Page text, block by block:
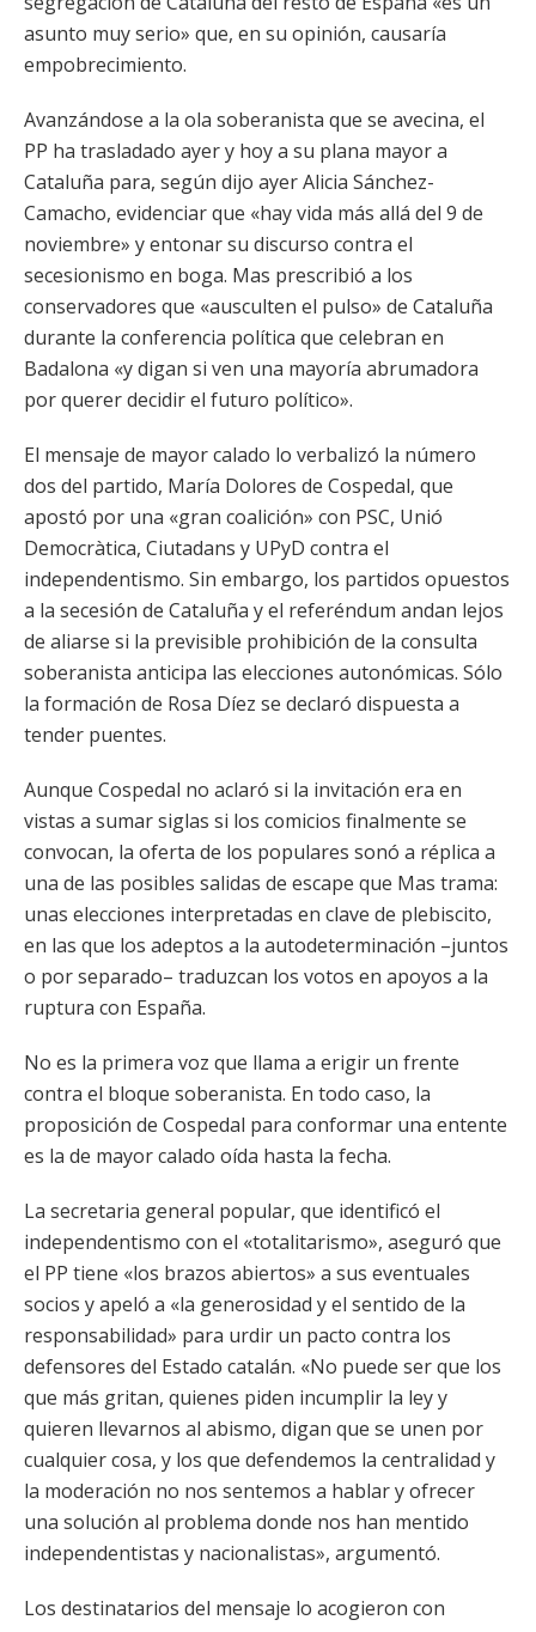
asunto muy serio» que, en su opinión, causaría
empobrecimiento.
Avanzándose a la ola soberanista que se avecina, el
PP ha trasladado ayer y hoy a su plana mayor a
Cataluña para, según dijo ayer Alicia Sánchez-
Camacho, evidenciar que «hay vida más allá del 9 de
noviembre» y entonar su discurso contra el
secesionismo en boga. Mas prescribió a los
conservadores que «ausculten el pulso» de Cataluña
durante la conferencia política que celebran en
Badalona «y digan si ven una mayoría abrumadora
por querer decidir el futuro político».
El mensaje de mayor calado lo verbalizó la número
dos del partido, María Dolores de Cospedal, que
apostó por una «gran coalición» con PSC, Unió
Democràtica, Ciutadans y UPyD contra el
independentismo. Sin embargo, los partidos opuestos
a la secesión de Cataluña y el referéndum andan lejos
de aliarse si la previsible prohibición de la consulta
soberanista anticipa las elecciones autonómicas. Sólo
la formación de Rosa Díez se declaró dispuesta a
tender puentes.
Aunque Cospedal no aclaró si la invitación era en
vistas a sumar siglas si los comicios finalmente se
convocan, la oferta de los populares sonó a réplica a
una de las posibles salidas de escape que Mas trama:
unas elecciones interpretadas en clave de plebiscito,
en las que los adeptos a la autodeterminación –juntos
o por separado– traduzcan los votos en apoyos a la
ruptura con España.
No es la primera voz que llama a erigir un frente
contra el bloque soberanista. En todo caso, la
proposición de Cospedal para conformar una entente
es la de mayor calado oída hasta la fecha.
La secretaria general popular, que identificó el
independentismo con el «totalitarismo», aseguró que
el PP tiene «los brazos abiertos» a sus eventuales
socios y apeló a «la generosidad y el sentido de la
responsabilidad» para urdir un pacto contra los
defensores del Estado catalán. «No puede ser que los
que más gritan, quienes piden incumplir la ley y
quieren llevarnos al abismo, digan que se unen por
cualquier cosa, y los que defendemos la centralidad y
la moderación no nos sentemos a hablar y ofrecer
una solución al problema donde nos han mentido
independentistas y nacionalistas», argumentó.
Los destinatarios del mensaje lo acogieron con